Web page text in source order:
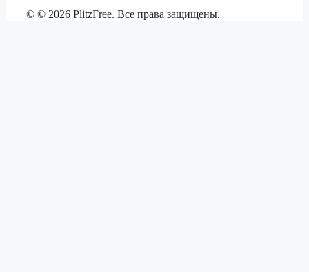
© © 2026 PlitzFree. Все права защищены.